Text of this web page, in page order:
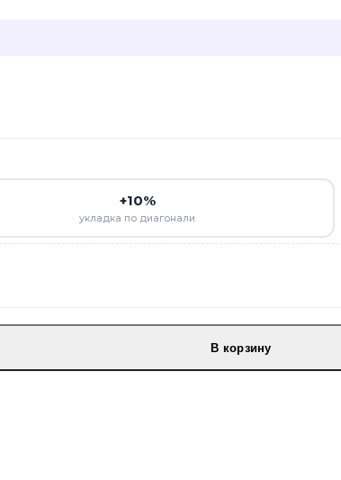
+10%
укладка по диагонали
В корзину